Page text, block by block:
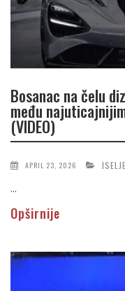
Bosanac na čelu
među
(VIDEO)
APRIL 23, 2026
...
Opširnije